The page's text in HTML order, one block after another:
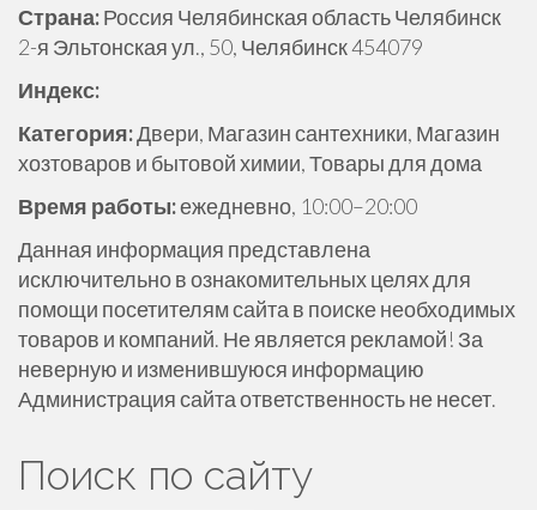
Страна:Россия Челябинская область Челябинск
2-я Эльтонская ул., 50, Челябинск 454079
Индекс:
Категория:Двери, Магазин сантехники, Магазин
хозтоваров и бытовой химии, Товары для дома
Время работы:ежедневно, 10:00–20:00
Данная информация представлена
исключительно в ознакомительных целях для
помощи посетителям сайта в поиске необходимых
товаров и компаний. Не является рекламой! За
неверную и изменившуюся информацию
Администрация сайта ответственность не несет.
Поиск по сайту